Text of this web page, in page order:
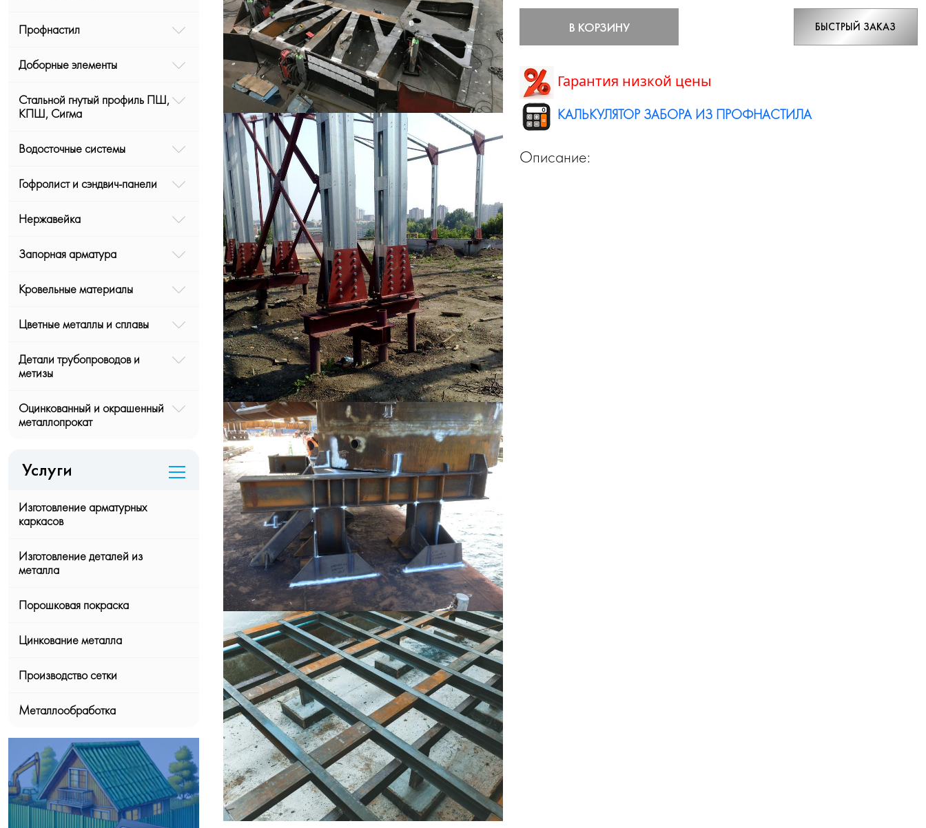
Профнастил
Доборные элементы
Стальной гнутый профиль ПШ,
КПШ, Сигма
Водосточные системы
Гофролист и сэндвич-панели
Нержавейка
Запорная арматура
Кровельные материалы
Цветные металлы и сплавы
Детали трубопроводов и
метизы
Оцинкованный и окрашенный
металлопрокат
Услуги
Изготовление арматурных
каркасов
Изготовление деталей из
металла
Порошковая покраска
Цинкование металла
Производство сетки
Металлообработка
В КОРЗИНУ БЫСТРЫЙ ЗАКАЗ
Гарантия низкой цены
КАЛЬКУЛЯТОР ЗАБОРА ИЗ ПРОФНАСТИЛА
Описание: